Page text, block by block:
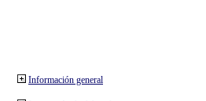
Información general